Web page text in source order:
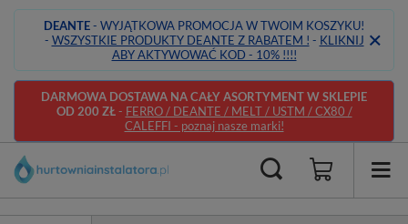
DEANTE- WYJĄTKOWA PROMOCJA W TWOIM KOSZYKU!
- WSZYSTKIE PRODUKTY DEANTE Z RABATEM ! - KLIKNIJ
ABY AKTYWOWAĆ KOD - 10% !!!!
DARMOWA DOSTAWA NA CAŁY ASORTYMENT W SKLEPIE
OD 200 ZŁ- FERRO / DEANTE / MELT / USTM / CX80 /
CALEFFI - poznaj nasze marki!